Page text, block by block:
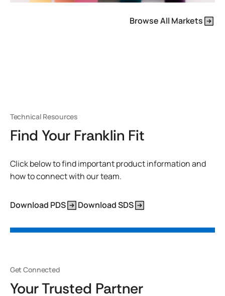
Browse All Markets
Technical Resources
Find Your Franklin Fit
Click below to find important product information and
how to connect with our team.
Download PDS Download SDS
Get Connected
Your Trusted Partner